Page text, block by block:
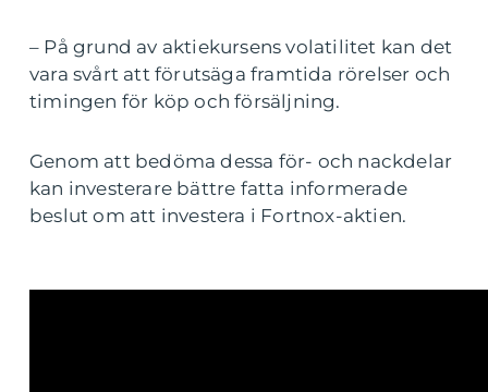
– På grund av aktiekursens volatilitet kan det
vara svårt att förutsäga framtida rörelser och
timingen för köp och försäljning.
Genom att bedöma dessa för- och nackdelar
kan investerare bättre fatta informerade
beslut om att investera i Fortnox-aktien.